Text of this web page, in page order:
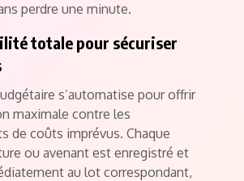
perdre une minute.
totale pour sécuriser
s’automatise pour offrir
maximale contre les
de coûts imprévus. Chaque
ou avenant est enregistré et
au lot correspondant,